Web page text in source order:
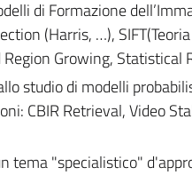
di Formazione
(Harris, …),
Growing, Statistical
studio di modelli
CBIR Retrieval, Video
tema "specialistico"